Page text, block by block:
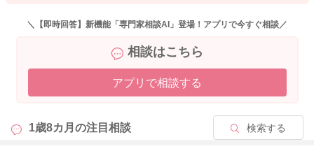
手でバツと表現をして、表情と声のトーンを落として、繰り返
なかなか時間はかかると思うのですが、繰り返し伝えてみてく
ださい。
どうぞよろしくお願いします。
＼【即時回答】新機能「専門家相談AI」登場！アプリで今すぐ相談／
相談はこちら
アプリで相談する
1歳8カ月の注目相談 検索する